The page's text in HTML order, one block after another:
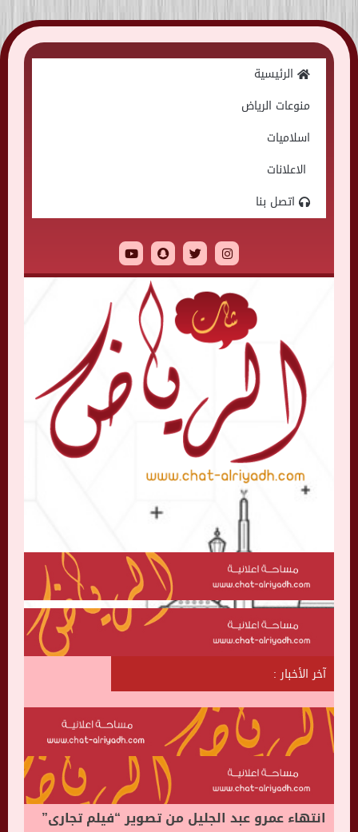
Skip
to
الرئيسية
منوعات الرياض
اسلاميات
الاعلانات
اتصل بنا
آخر الأخبار :
انتهاء عمرو عبد الجليل من تصوير “فيلم تجارى”